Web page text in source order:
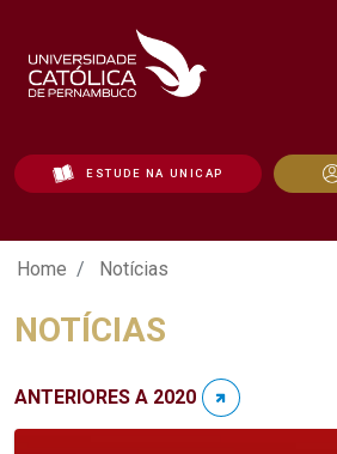
ESTUDE NA UNICAP
Notícias - Unicap
Home Notícias
NOTÍCIAS
ANTERIORES A 2020